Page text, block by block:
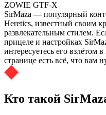
ZOWIE GTF-X
SirMaza — популярный
Heretics, известный своим
развлекательным стилем.
прицеле и настройках
интересуетесь его взлётом
странице есть всё, что вам
Кто такой